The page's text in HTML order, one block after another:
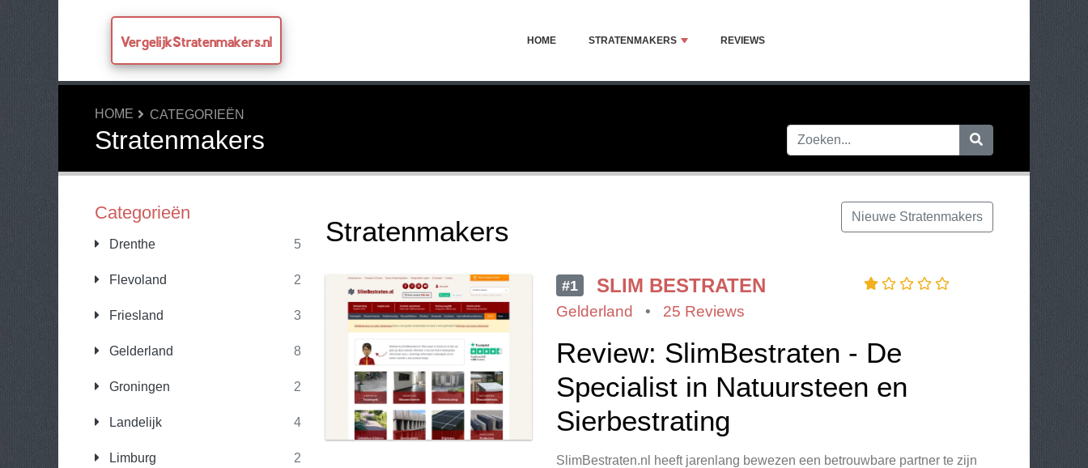
VergelijkStratenmakers.nl HOME STRATENMAKERS REVIEWS
HOME CATEGORIEËN
Stratenmakers
Categorieën
Drenthe 5
Flevoland 2
Friesland 3
Gelderland 8
Groningen 2
Landelijk 4
Limburg 2
Nieuwe Stratenmakers
Stratenmakers
#1 SLIM BESTRATEN
Gelderland • 25 Reviews
Review: SlimBestraten - De
Specialist in Natuursteen en
Sierbestrating
SlimBestraten.nl heeft jarenlang bewezen een betrouwbare partner te zijn